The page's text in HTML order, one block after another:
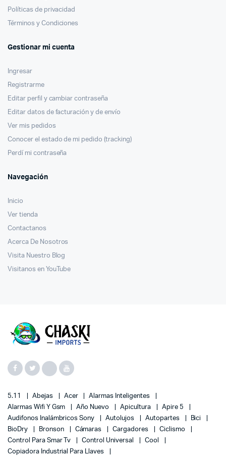
Políticas de privacidad
Términos y Condiciones
Gestionar mi cuenta
Ingresar
Registrarme
Editar perfil y cambiar contraseña
Editar datos de facturación y de envío
Ver mis pedidos
Conocer el estado de mi pedido (tracking)
Perdí mi contraseña
Navegación
Inicio
Ver tienda
Contactanos
Acerca De Nosotros
Visita Nuestro Blog
Visitanos en YouTube
5.11 Abejas Acer
Alarmas Inteligentes
Alarmas Wifi Y Gsm
Año Nuevo Apicultura
Apire 5
Audifonos Inalámbricos Sony
Autolujos Autopartes
Bici
BioDry
Bronson Cámaras Cargadores
Ciclismo
Control Para Smar Tv
Control Universal
Cool
Copiadora Industrial Para Llaves